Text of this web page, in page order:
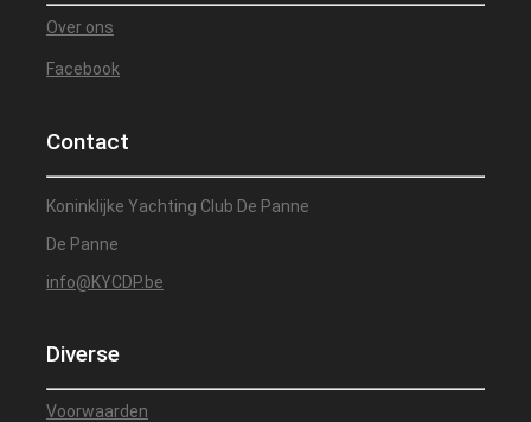
Over ons
Facebook
Contact
Koninklijke Yachting Club De Panne
De Panne
info@KYCDP.be
Diverse
Voorwaarden